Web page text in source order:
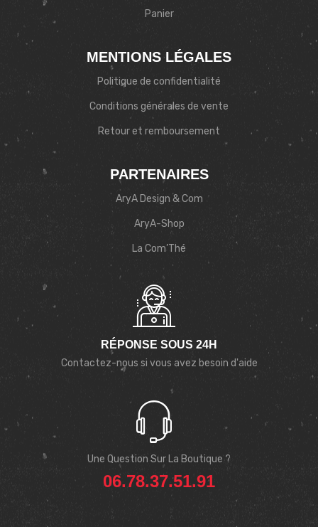
Panier
MENTIONS LÉGALES
Politique de confidentialité
Conditions générales de vente
Retour et remboursement
PARTENAIRES
AryA Design & Com
AryA-Shop
La Com’Thé
RÉPONSE SOUS 24H
Contactez-nous si vous avez besoin d'aide
Une Question Sur La Boutique ?
06.78.37.51.91